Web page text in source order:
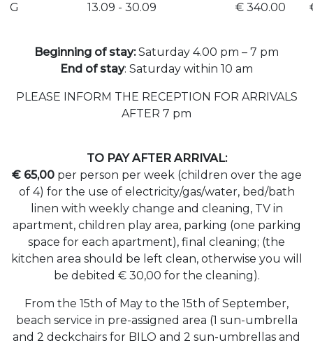
G
13.09 - 30.09 € 340.00
Beginning of stay:Saturday 4.00 pm – 7 pm
End of stay: Saturday within 10 am
PLEASE INFORM THE RECEPTION FOR ARRIVALS
AFTER 7 pm
TO PAY AFTER ARRIVAL:
€ 65,00per person per week (children over the age
of 4) for the use of electricity/gas/water, bed/bath
linen with weekly change and cleaning, TV in
apartment, children play area, parking (one parking
space for each apartment), final cleaning; (the
kitchen area should be left clean, otherwise you will
be debited € 30,00 for the cleaning).
From the 15th of May to the 15th of September,
beach service in pre-assigned area (1 sun-umbrella
and 2 deckchairs for BILO and 2 sun-umbrellas and